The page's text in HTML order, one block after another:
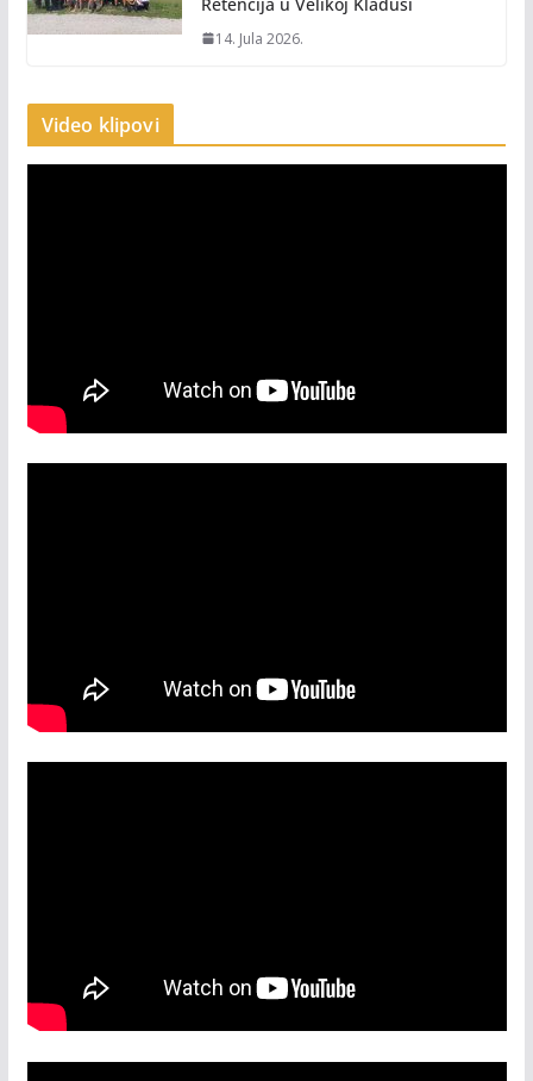
14. Jula 2026.
Video klipovi